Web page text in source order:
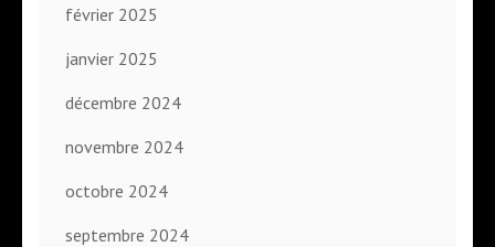
février 2025
janvier 2025
décembre 2024
novembre 2024
octobre 2024
septembre 2024